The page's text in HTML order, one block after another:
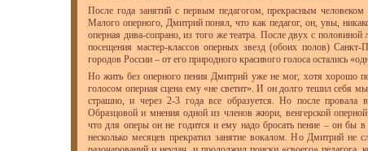
После года занятий с первым педагогом, прекрасным
Малого оперного, Дмитрий понял, что как педагог, он, увы,
оперная дива-сопрано, из того же театра. После двух с половиной
посещения мастер-классов оперных звезд (обоих полов) Санкт-
городов России – от его природного красивого голоса остались
Но жить без оперного пения Дмитрий уже не мог, хотя хорошо
голосом оперная сцена ему «не светит». И он долго тешил себя
страшно, и через 2-3 года все образуется. Но после провала
Образцовой и мнения одной из членов жюри, венгерской
что для оперы он не годится и ему надо бросать пение – он бы
несколько месяцев прекратил занятие вокалом. Но Дмитрий не